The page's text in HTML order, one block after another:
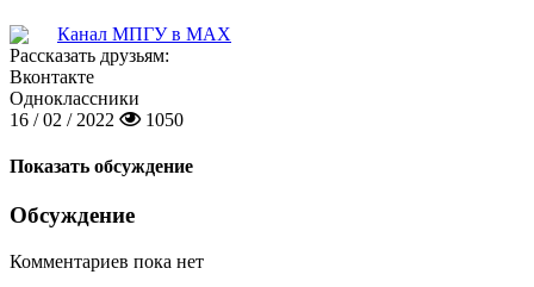
Канал МПГУ в MAX
Рассказать друзьям:
Вконтакте
Одноклассники
16 / 02 / 2022
1050
Показать обсуждение
Обсуждение
Комментариев пока нет